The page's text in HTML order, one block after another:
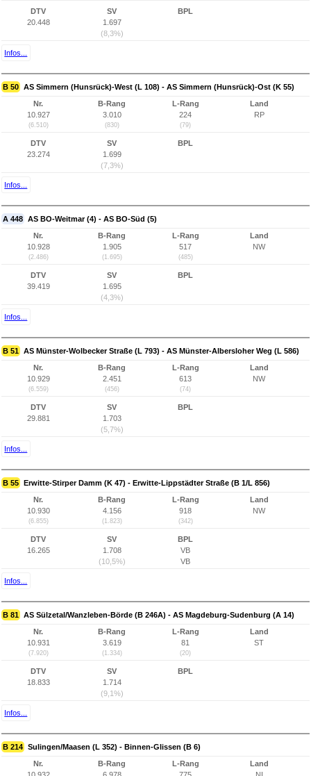
DTV
20.448
SV
1.697
(8,3%)
BPL
Infos...
B 50 AS Simmern (Hunsrück)-West (L 108) - AS Simmern (Hunsrück)-Ost (K 55)
Nr.
10.927
(6.510)
B-Rang
3.010
(830)
L-Rang
224
(79)
Land
RP
DTV
23.274
SV
1.699
(7,3%)
BPL
Infos...
A 448 AS BO-Weitmar (4) - AS BO-Süd (5)
Nr.
10.928
(2.486)
B-Rang
1.905
(1.695)
L-Rang
517
(485)
Land
NW
DTV
39.419
SV
1.695
(4,3%)
BPL
Infos...
B 51 AS Münster-Wolbecker Straße (L 793) - AS Münster-Albersloher Weg (L 586)
Nr.
10.929
(6.559)
B-Rang
2.451
(456)
L-Rang
613
(74)
Land
NW
DTV
29.881
SV
1.703
(5,7%)
BPL
Infos...
B 55 Erwitte-Stirper Damm (K 47) - Erwitte-Lippstädter Straße (B 1/L 856)
Nr.
10.930
(6.855)
B-Rang
4.156
(1.823)
L-Rang
918
(342)
Land
NW
DTV
16.265
SV
1.708
(10,5%)
BPL
VB
VB
Infos...
B 81 AS Sülzetal/Wanzleben-Börde (B 246A) - AS Magdeburg-Sudenburg (A 14)
Nr.
10.931
(7.920)
B-Rang
3.619
(1.334)
L-Rang
81
(20)
Land
ST
DTV
18.833
SV
1.714
(9,1%)
BPL
Infos...
B 214 Sulingen/Maasen (L 352) - Binnen-Glissen (B 6)
Nr.
B-Rang
L-Rang
Land